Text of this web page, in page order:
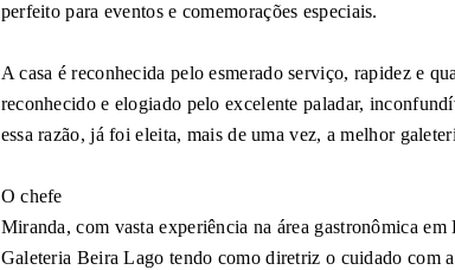
perfeito para eventos e comemorações especiais.
A casa é reconhecida pelo esmerado serviço, rapidez e
reconhecido e elogiado pelo excelente paladar,
essa razão, já foi eleita, mais de uma vez, a melhor
O chefe
Miranda, com vasta experiência na área gastronômica
Galeteria Beira Lago tendo como diretriz o cuidado com